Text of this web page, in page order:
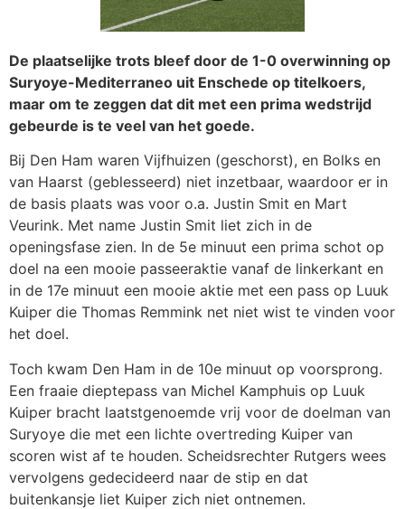
De plaatselijke trots bleef door de 1-0 overwinning op
Suryoye-Mediterraneo uit Enschede op titelkoers,
maar om te zeggen dat dit met een prima wedstrijd
gebeurde is te veel van het goede.
Bij Den Ham waren Vijfhuizen (geschorst), en Bolks en
van Haarst (geblesseerd) niet inzetbaar, waardoor er in
de basis plaats was voor o.a. Justin Smit en Mart
Veurink. Met name Justin Smit liet zich in de
openingsfase zien. In de 5e minuut een prima schot op
doel na een mooie passeeraktie vanaf de linkerkant en
in de 17e minuut een mooie aktie met een pass op Luuk
Kuiper die Thomas Remmink net niet wist te vinden voor
het doel.
Toch kwam Den Ham in de 10e minuut op voorsprong.
Een fraaie dieptepass van Michel Kamphuis op Luuk
Kuiper bracht laatstgenoemde vrij voor de doelman van
Suryoye die met een lichte overtreding Kuiper van
scoren wist af te houden. Scheidsrechter Rutgers wees
vervolgens gedecideerd naar de stip en dat
buitenkansje liet Kuiper zich niet ontnemen.